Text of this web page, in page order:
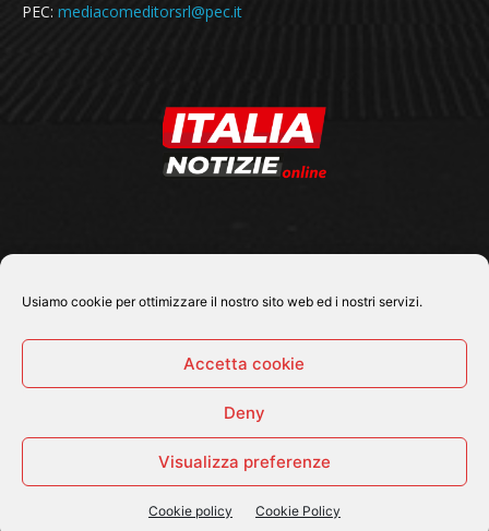
Usiamo cookie per ottimizzare il nostro sito web ed i nostri servizi.
Accetta cookie
Deny
Visualizza preferenze
Cookie policy Cookie Policy
PEC: mediacomeditorsrl@pec.it
© 2026 Tutti i diritti riservati - Italia Notizie .online |
Cronaca Economia
Cultura e Spettacoli ItaliaNotizie Tv